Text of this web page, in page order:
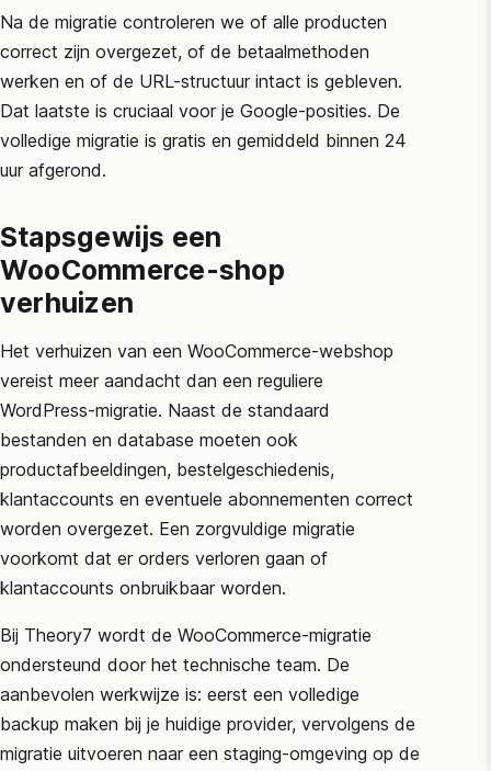
Na de migratie controleren we of alle producten
correct zijn overgezet, of de betaalmethoden
werken en of de URL-structuur intact is gebleven.
Dat laatste is cruciaal voor je Google-posities. De
volledige migratie is gratis en gemiddeld binnen 24
uur afgerond.
Stapsgewijs een
WooCommerce-shop
verhuizen
Het verhuizen van een WooCommerce-webshop
vereist meer aandacht dan een reguliere
WordPress-migratie. Naast de standaard
bestanden en database moeten ook
productafbeeldingen, bestelgeschiedenis,
klantaccounts en eventuele abonnementen correct
worden overgezet. Een zorgvuldige migratie
voorkomt dat er orders verloren gaan of
klantaccounts onbruikbaar worden.
Bij Theory7 wordt de WooCommerce-migratie
ondersteund door het technische team. De
aanbevolen werkwijze is: eerst een volledige
backup maken bij je huidige provider, vervolgens de
migratie uitvoeren naar een staging-omgeving op de